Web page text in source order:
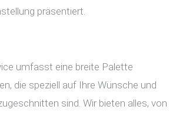
präsentiert.
umfasst eine breite Palette
die speziell auf Ihre Wünsche und
sind. Wir bieten alles, von